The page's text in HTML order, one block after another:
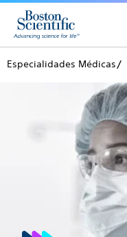
Especialidades Médicas